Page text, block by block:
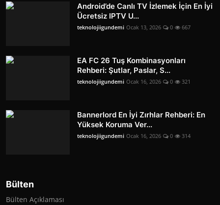
Android’de Canlı TV İzlemek İçin En İyi
Ücretsiz IPTV U...
teknolojiigundemi Ocak 13, 2026 0 667
EA FC 26 Tuş Kombinasyonları
Rehberi: Şutlar, Paslar, S...
teknolojiigundemi Ocak 16, 2026 0 321
Bannerlord En İyi Zırhlar Rehberi: En
Yüksek Koruma Ver...
teknolojiigundemi Ocak 16, 2026 0 314
Bülten
Bülten Açıklaması